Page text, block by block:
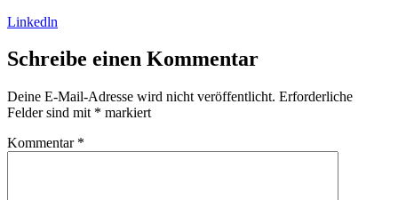
Linkedln
Schreibe einen Kommentar
Deine E-Mail-Adresse wird nicht veröffentlicht. Erforderliche
Felder sind mit * markiert
Kommentar *